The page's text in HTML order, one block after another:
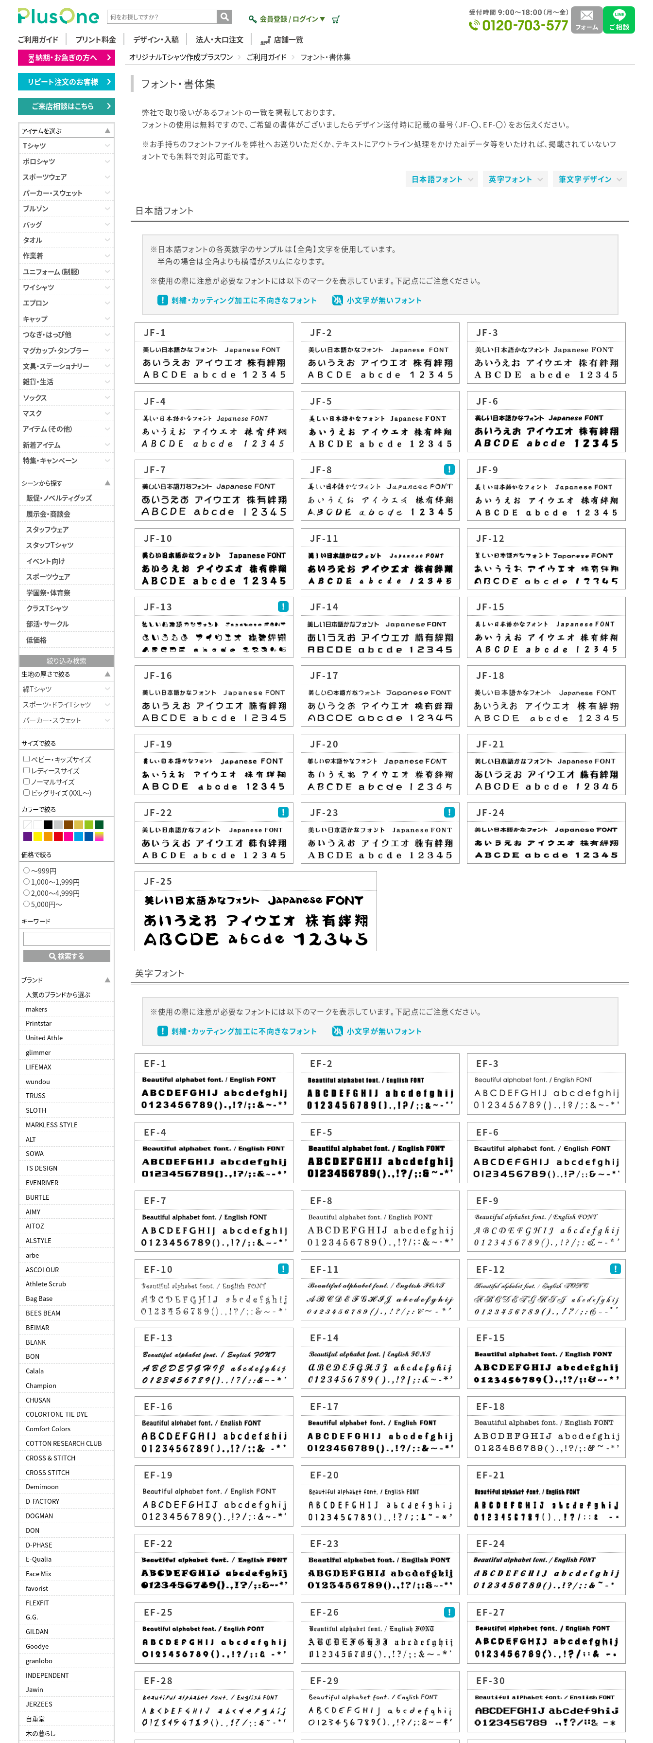
会員登録 / ログイン ▼
ご利用ガイド プリント料金 デザイン・入稿 法人・大口注文
店舗一覧
納期・お急ぎの方へ
リピート注文のお客様
ご来店相談はこちら
アイテムを選ぶ
Tシャツ
ポロシャツ
スポーツウェア
パーカー・スウェット
ブルゾン
バッグ
タオル
作業着
ユニフォーム（制服）
ワイシャツ
エプロン
キャップ
つなぎ・はっぴ他
マグカップ・タンブラー
文具・ステーショナリー
雑貨・生活
ソックス
マスク
アイテム（その他）
新着アイテム
特集・キャンペーン
シーンから探す
販促・ノベルティグッズ
展示会・商談会
スタッフウェア
スタッフTシャツ
イベント向け
スポーツウェア
学園祭・体育祭
クラスTシャツ
部活・サークル
低価格
絞り込み検索
生地の厚さで絞る
綿Tシャツ
スポーツ・ドライTシャツ
パーカー・スウェット
サイズで絞る
ベビー・キッズサイズ
レディースサイズ
ノーマルサイズ
ビッグサイズ（XXL〜）
カラーで絞る
価格で絞る
〜999円
1,000〜1,999円
2,000〜4,999円
5,000円〜
キーワード
検索する
ブランド
人気のブランドから選ぶ
makers
Printstar
United Athle
glimmer
LIFEMAX
wundou
TRUSS
SLOTH
MARKLESS STYLE
ALT
SOWA
TS DESIGN
EVENRIVER
BURTLE
AIMY
AITOZ
ALSTYLE
arbe
ASCOLOUR
Athlete Scrub
Bag Base
BEES BEAM
BEIMAR
BLANK
BON
Calala
Champion
CHUSAN
COLORTONE TIE DYE
Comfort Colors
COTTON RESEARCH CLUB
CROSS & STITCH
CROSS STITCH
Demimoon
D-FACTORY
DOGMAN
DON
D-PHASE
E-Qualia
Face Mix
favorist
FLEXFIT
G.G.
GILDAN
Goodye
granlobo
INDEPENDENT
Jawin
JERZEES
自重堂
木の暮らし
オリジナルTシャツ作成プラスワン ご利用ガイド フォント・書体集
フォント・書体集
弊社で取り扱いがあるフォントの一覧を掲載しております。
フォントの使用は無料ですので、ご希望の書体がございましたらデザイン送付時に記載の番号（JF-〇、EF-〇）をお伝えください。
※お手持ちのフォントファイルを弊社へお送りいただくか、テキストにアウトライン処理をかけたaiデータ等をいたければ、掲載されていないフ
ォントでも無料で対応可能です。
日本語フォント 英字フォント 筆文字デザイン
日本語フォント
日本語フォントの各英数字のサンプルは【全角】文字を使用しています。
半角の場合は全角よりも横幅がスリムになります。
使用の際に注意が必要なフォントには以下のマークを表示しています。下記点にご注意ください。
刺繍・カッティング加工に不向きなフォント
小文字が無いフォント
JF-1 JF-2 JF-3
JF-4 JF-5 JF-6
JF-7 JF-8 JF-9
JF-10 JF-11 JF-12
JF-13 JF-14 JF-15
JF-16 JF-17 JF-18
JF-19 JF-20 JF-21
JF-22 JF-23 JF-24
JF-25
英字フォント
使用の際に注意が必要なフォントには以下のマークを表示しています。下記点にご注意ください。
刺繍・カッティング加工に不向きなフォント
小文字が無いフォント
EF-1 EF-2 EF-3
EF-4 EF-5 EF-6
EF-7 EF-8 EF-9
EF-10 EF-11 EF-12
EF-13 EF-14 EF-15
EF-16 EF-17 EF-18
EF-19 EF-20 EF-21
EF-22 EF-23 EF-24
EF-25 EF-26 EF-27
EF-28 EF-29 EF-30